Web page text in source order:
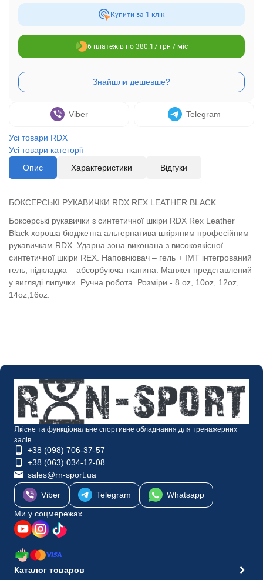
Купити за 1 клiк
6 платежів по 380.17 грн / міс
Viber Telegram
Усі товари RDX
Усі товари категорії
Опис
Характеристики Відгуки
БОКСЕРСЬКІ РУКАВИЧКИ RDX REX LEATHER BLACK
Боксерські рукавички з синтетичної шкіри RDX Rex Leather
Black хороша бюджетна альтернатива шкіряним професійним
рукавичкам RDX. Ударна зона виконана з високоякісної
синтетичної шкіри REX. Наповнювач – гель + IMT інтегрований
гель, підкладка – абсорбуюча тканина. Манжет представлений
у вигляді липучки. Ручна робота. Розміри - 8 oz, 10oz, 12oz,
14oz,16oz.
Якісне та функціональне спортивне обладнання для тренажерних
залів
+38 (098) 706-37-57
+38 (063) 034-12-08
sales@rn-sport.ua
Viber Telegram
Whatsapp
Ми у соцмережах
Каталог товаров